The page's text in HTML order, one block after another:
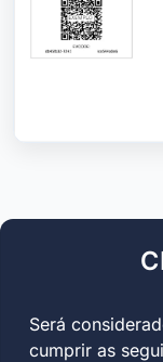
Será
cumprir as